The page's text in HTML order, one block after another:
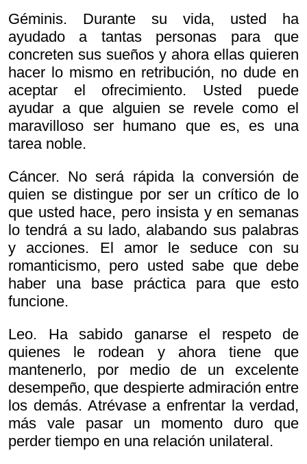
Géminis. Durante su vida, usted ha
ayudado a tantas personas para que
concreten sus sueños y ahora ellas quieren
hacer lo mismo en retribución, no dude en
aceptar el ofrecimiento. Usted puede
ayudar a que alguien se revele como el
maravilloso ser humano que es, es una
tarea noble.
Cáncer. No será rápida la conversión de
quien se distingue por ser un crítico de lo
que usted hace, pero insista y en semanas
lo tendrá a su lado, alabando sus palabras
y acciones. El amor le seduce con su
romanticismo, pero usted sabe que debe
haber una base práctica para que esto
funcione.
Leo. Ha sabido ganarse el respeto de
quienes le rodean y ahora tiene que
mantenerlo, por medio de un excelente
desempeño, que despierte admiración entre
los demás. Atrévase a enfrentar la verdad,
más vale pasar un momento duro que
perder tiempo en una relación unilateral.